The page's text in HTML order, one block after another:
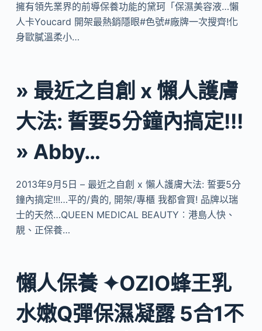
擁有領先業界的前導保養功能的黛珂「保濕美容液…懶
人卡Youcard 開架最熱銷隱眼#色號#廠牌一次搜齊!化
身歐膩溫柔小…
» 最近之自創 x 懶人護膚
大法: 誓要5分鐘內搞定!!!
» Abby…
2013年9月5日 – 最近之自創 x 懶人護膚大法: 誓要5分
鐘內搞定!!!…平的/貴的, 開架/專櫃 我都會買! 品牌以瑞
士的天然…QUEEN MEDICAL BEAUTY︰港島人快、
靚、正保養…
懶人保養 ✦OZIO蜂王乳
水嫩Q彈保濕凝露 5合1不